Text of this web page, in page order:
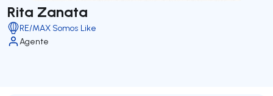
Rita Zanata
RE/MAX Somos Like
Agente